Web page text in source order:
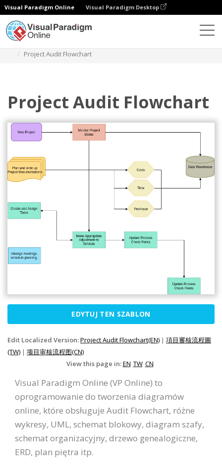
Visual Paradigm Online Visual Paradigm Desktop
Project Audit Flowchart
Project Audit Flowchart
EDYTUJ TEN SZABLON
Edit Localized Version:Project Audit Flowchart(EN) | 項目審核流程圖
(TW) | 项目审核流程图(CN)
View this page in:EN TW CN
Visual Paradigm Online (VP Online) to
oprogramowanie do tworzenia diagramów
online, które obsługuje Audit Flowchart, różne
wykresy, UML, schemat blokowy, diagram szafy,
schemat organizacyjny, drzewo genealogiczne,
ERD, plan piętra itp.